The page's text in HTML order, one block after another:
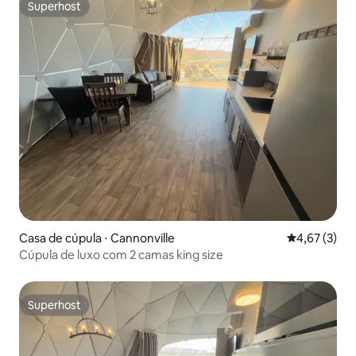
Superhost
Superhost
Casa de cúpula ⋅ Cannonville 4,67 de
4,67 (3)
Cúpula de luxo com 2 camas king size
Superhost
Superhost